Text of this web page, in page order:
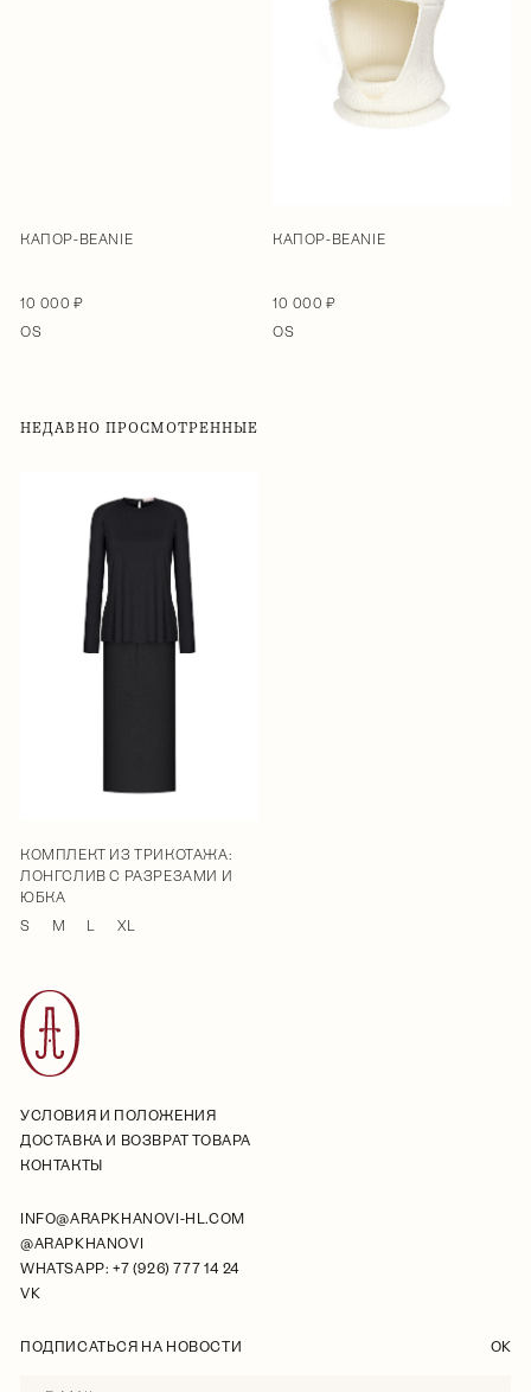
КАПОР-BEANIE
10 000 ₽
OS
КАПОР-BEANIE
10 000 ₽
OS
НЕДАВНО ПРОСМОТРЕННЫЕ
КОМПЛЕКТ ИЗ ТРИКОТАЖА:
ЛОНГСЛИВ С РАЗРЕЗАМИ И
ЮБКА
S
M L XL
УСЛОВИЯ И ПОЛОЖЕНИЯ
ДОСТАВКА И ВОЗВРАТ ТОВАРА
КОНТАКТЫ
INFO@ARAPKHANOVI-HL.COM
@ARAPKHANOVI
WHATSAPP: +7 (926) 777 14 24
VK
ПОДПИСАТЬСЯ НА НОВОСТИ OK